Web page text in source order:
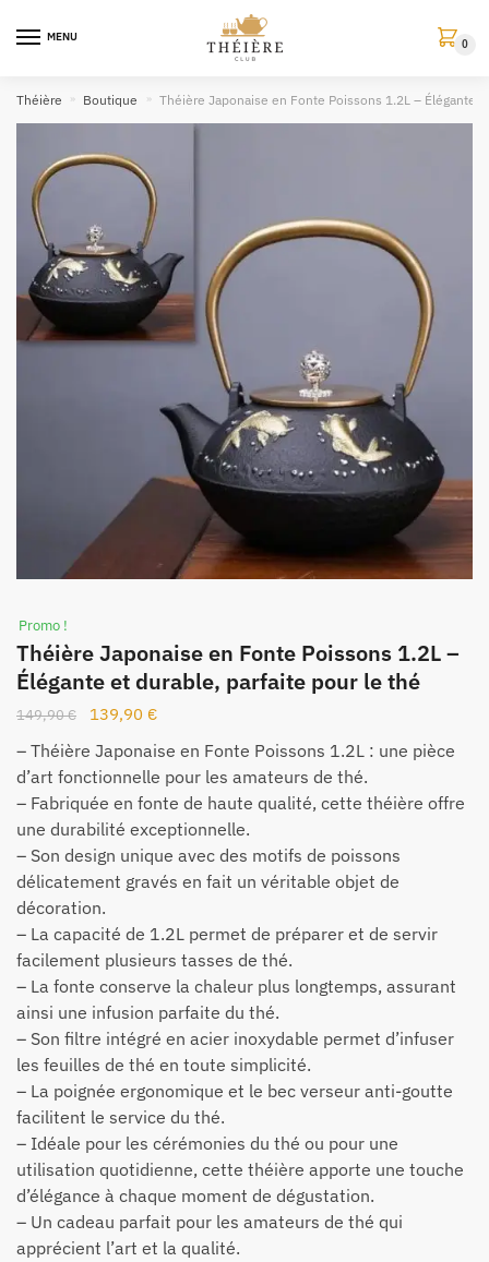
MENU
0
Théière » Boutique Théière Japonaise en Fonte Poissons 1.2L – Élégante
Promo !
Théière Japonaise en Fonte Poissons 1.2L –
Élégante et durable, parfaite pour le thé
149,90€ 139,90 €
– Théière Japonaise en Fonte Poissons 1.2L : une pièce
d’art fonctionnelle pour les amateurs de thé.
– Fabriquée en fonte de haute qualité, cette théière offre
une durabilité exceptionnelle.
– Son design unique avec des motifs de poissons
délicatement gravés en fait un véritable objet de
décoration.
– La capacité de 1.2L permet de préparer et de servir
facilement plusieurs tasses de thé.
– La fonte conserve la chaleur plus longtemps, assurant
ainsi une infusion parfaite du thé.
– Son filtre intégré en acier inoxydable permet d’infuser
les feuilles de thé en toute simplicité.
– La poignée ergonomique et le bec verseur anti-goutte
facilitent le service du thé.
– Idéale pour les cérémonies du thé ou pour une
utilisation quotidienne, cette théière apporte une touche
d’élégance à chaque moment de dégustation.
– Un cadeau parfait pour les amateurs de thé qui
apprécient l’art et la qualité.